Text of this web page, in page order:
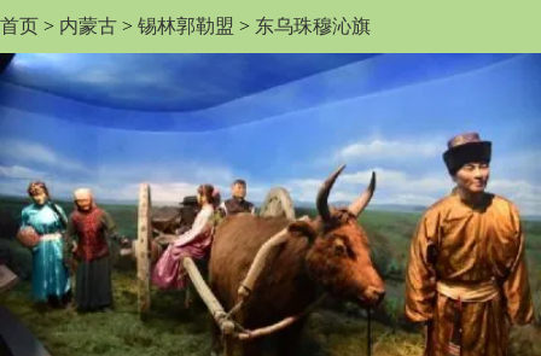
首页 > 内蒙古 > 锡林郭勒盟 > 东乌珠穆沁旗